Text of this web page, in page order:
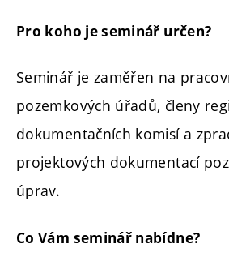
Pro koho je seminář určen?
Seminář je zaměřen na
pozemkových úřadů, členy
dokumentačních komisí a
projektových dokumentací
úprav.
Co Vám seminář nabídne?